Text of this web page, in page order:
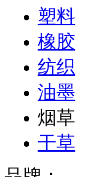
塑料
橡胶
纺织
油墨
烟草
干草